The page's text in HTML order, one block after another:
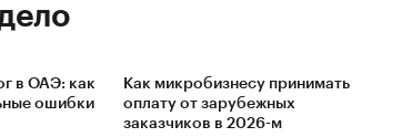
в ОАЭ: как
ошибки
Как микробизнесу принимать
оплату от зарубежных
заказчиков в 2026-м